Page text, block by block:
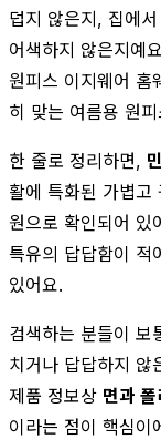
덥지 않은지, 집에
어색하지 않은지예
원피스 이지웨어
히 맞는 여름용 원
한 줄로 정리하면,
활에 특화된 가볍
원으로 확인되어 있
특유의 답답함이 적
있어요.
검색하는 분들이
치거나 답답하지
제품 정보상 면과
이라는 점이 핵심이